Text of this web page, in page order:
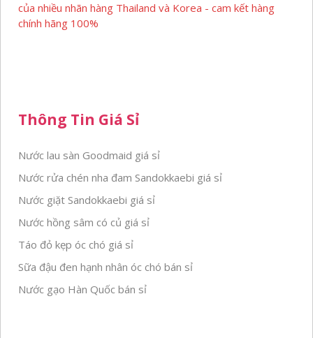
của nhiều nhãn hàng Thailand và Korea - cam kết hàng
chính hãng 100%
Thông Tin Giá Sỉ
Nước lau sàn Goodmaid giá sỉ
Nước rửa chén nha đam Sandokkaebi giá sỉ
Nước giặt Sandokkaebi giá sỉ
Nước hồng sâm có củ giá sỉ
Táo đỏ kẹp óc chó giá sỉ
Sữa đậu đen hạnh nhân óc chó bán sỉ
Nước gạo Hàn Quốc bán sỉ